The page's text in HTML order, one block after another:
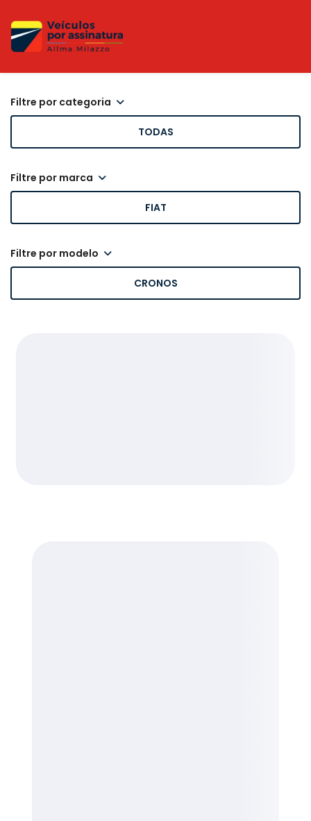
filtre por categoria
TODAS
filtre por marca
FIAT
filtre por modelo
CRONOS